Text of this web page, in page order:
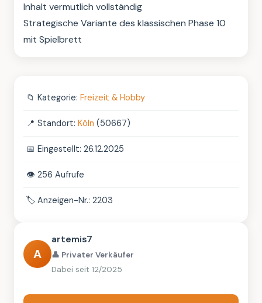
Inhalt vermutlich vollständig
Strategische Variante des klassischen Phase 10
mit Spielbrett
📁 Kategorie: Freizeit & Hobby
📍 Standort: Köln (50667)
📅 Eingestellt: 26.12.2025
👁️ 256 Aufrufe
🏷️ Anzeigen-Nr.: 2203
A
artemis7
👤 Privater Verkäufer
Dabei seit 12/2025